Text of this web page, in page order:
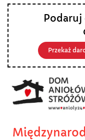
Podaruj
Przekaż